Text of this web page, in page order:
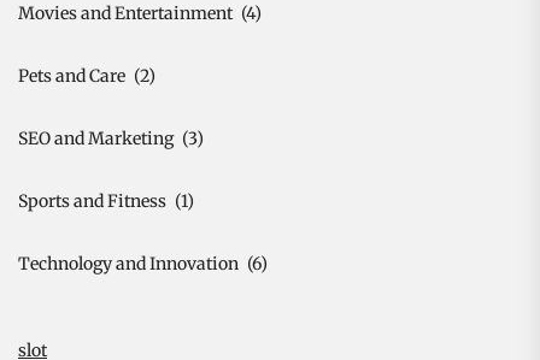
Movies and Entertainment (4)
Pets and Care (2)
SEO and Marketing (3)
Sports and Fitness (1)
Technology and Innovation (6)
slot